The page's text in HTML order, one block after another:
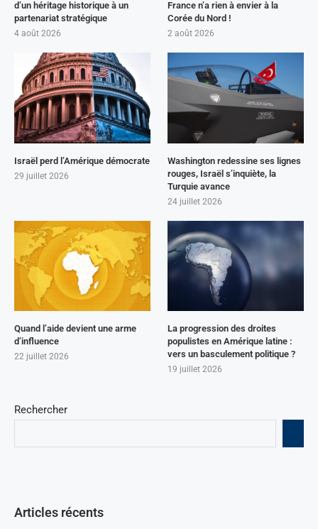
Rechercher
Articles récents
d’un héritage historique à un
partenariat stratégique
4 août 2026
France n’a rien à envier à la
Corée du Nord !
2 août 2026
Israël perd l’Amérique démocrate
29 juillet 2026
Washington redessine ses lignes
rouges, Israël s’inquiète, la
Turquie avance
24 juillet 2026
Quand l’aide devient une arme
d’influence
22 juillet 2026
La progression des droites
populistes en Amérique latine :
vers un basculement politique ?
19 juillet 2026